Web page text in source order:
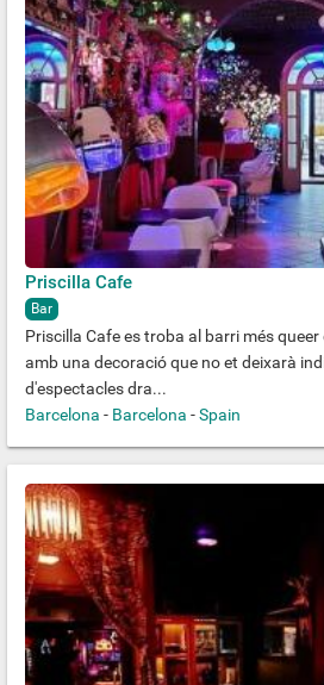
Priscilla Cafe
Bar
Priscilla Cafe es troba al barri més
amb una decoració que no et deixarà
d'espectacles dra...
Barcelona - Barcelona -Spain